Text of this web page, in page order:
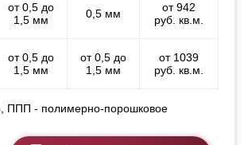
от 0,5 до
1,5 мм
0,5 мм
от 942
руб. кв.м.
от 0,5 до
1,5 мм
от 0,5 до
1,5 мм
от 1039
руб. кв.м.
ППП - полимерно-порошковое